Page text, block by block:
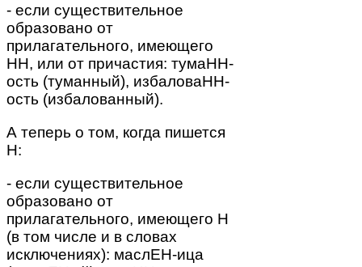
- если существительное
образовано от
прилагательного, имеющего
НН, или от причастия: тумаНН-
ость (туманный), избаловаНН-
ость (избалованный).
А теперь о том, когда пишется
Н:
- если существительное
образовано от
прилагательного, имеющего Н
(в том числе и в словах
исключениях): маслЕН-ица